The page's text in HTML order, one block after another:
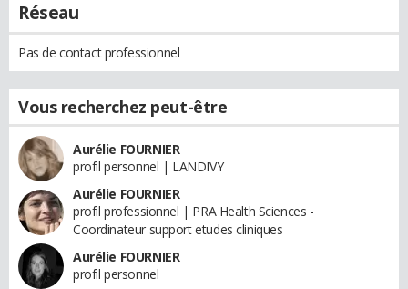
Réseau
Pas de contact professionnel
Vous recherchez peut-être
Aurélie FOURNIER
profil personnel | LANDIVY
Aurélie FOURNIER
profil professionnel | PRA Health Sciences -
Coordinateur support etudes cliniques
Aurélie FOURNIER
profil personnel